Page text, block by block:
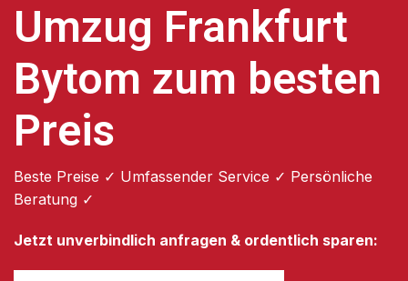
Umzug Frankfurt
Bytom zum besten
Preis
Beste Preise ✓ Umfassender Service ✓ Persönliche
Beratung ✓
Jetzt unverbindlich anfragen & ordentlich sparen: